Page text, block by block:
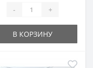
- +
В КОРЗИНУ